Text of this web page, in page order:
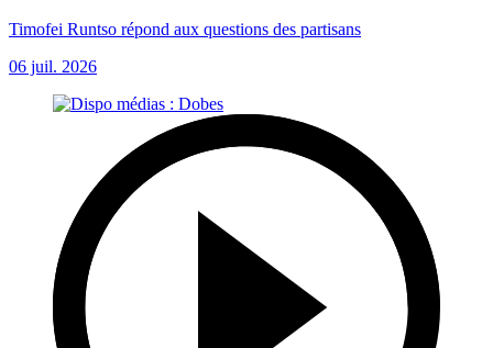
Timofei Runtso répond aux questions des partisans
06 juil. 2026